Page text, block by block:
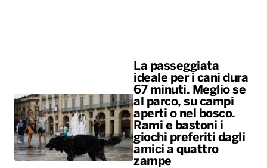
La passeggiata
ideale per i cani dura
67 minuti. Meglio se
al parco, su campi
aperti o nel bosco.
Rami e bastoni i
giochi preferiti dagli
amici a quattro
zampe